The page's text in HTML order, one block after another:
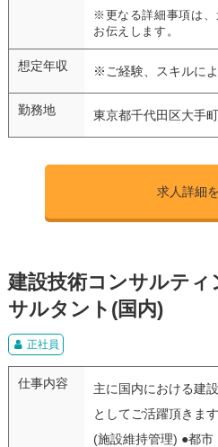
※更なる詳細事項は、
お伝えします。
想定年収 ※ご経験、スキルに
勤務地 東京都千代田区大手
求人詳細
建設技術コンサルティ
サルタント(国内)
正社員
仕事内容
主に国内における建
としてご活躍頂きま
(施設維持管理) ●都市